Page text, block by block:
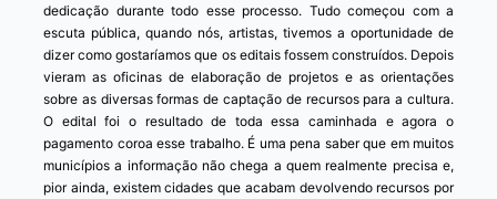
dedicação durante todo esse processo. Tudo começou com a
escuta pública, quando nós, artistas, tivemos a oportunidade de
dizer como gostaríamos que os editais fossem construídos. Depois
vieram as oficinas de elaboração de projetos e as orientações
sobre as diversas formas de captação de recursos para a cultura.
O edital foi o resultado de toda essa caminhada e agora o
pagamento coroa esse trabalho. É uma pena saber que em muitos
municípios a informação não chega a quem realmente precisa e,
pior ainda, existem cidades que acabam devolvendo recursos por